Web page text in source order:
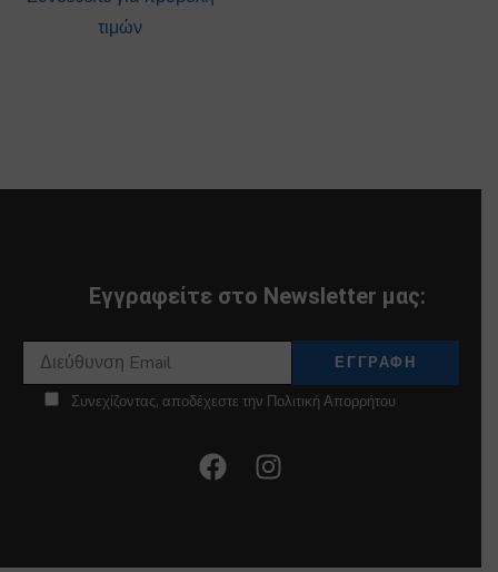
τιμών
Εγγραφείτε στο Newsletter μας:
Συνεχίζοντας, αποδέχεστε την Πολιτική Απορρήτου